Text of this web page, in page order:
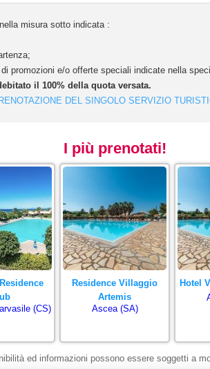
misura sotto indicata :
promozioni e/o offerte speciali indicate nella
il 100% della quota versata.
DEL SINGOLO SERVIZIO
I più prenotati!
(CS)
Residence Villaggio
Artemis
Ascea (SA)
Hotel
ed informazioni possono essere soggetti a